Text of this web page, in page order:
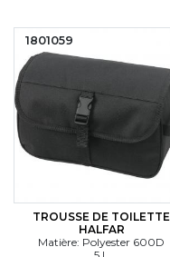
TROUSSE DE TOILETTE
HALFAR
Matière: Polyester 600D
1801059